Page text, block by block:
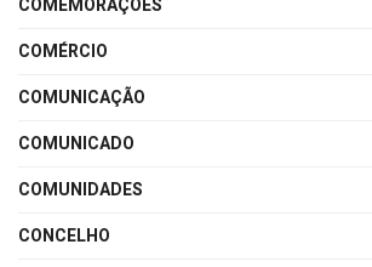
COMEMORAÇÕES
COMÉRCIO
COMUNICAÇÃO
COMUNICADO
COMUNIDADES
CONCELHO